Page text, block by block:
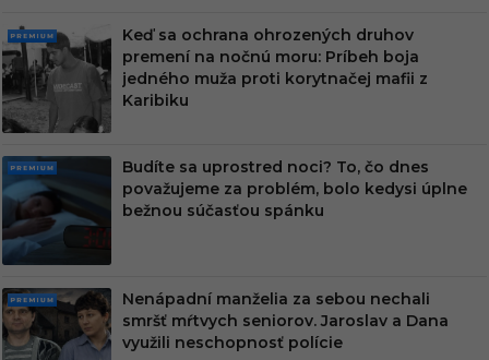
PRE
MIU
M
Keď sa ochrana ohrozených druhov
premení na nočnú moru: Príbeh boja
jedného muža proti korytnačej mafii z
Karibiku
PRE
MIU
M
Budíte sa uprostred noci? To, čo dnes
považujeme za problém, bolo kedysi úplne
bežnou súčasťou spánku
PRE
MIU
Nenápadní manželia za sebou nechali
smršť mŕtvych seniorov. Jaroslav a Dana
využili neschopnosť polície